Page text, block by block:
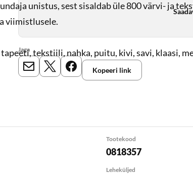
unistus, sest sisaldab üle 800 värvi- ja
viimistlusele.
tekstiili, nahka, puitu, kivi, savi, klaasi,
Jaga
E-mail X Meta Kopeeri link
Tootekood
0818357
Leheküljed